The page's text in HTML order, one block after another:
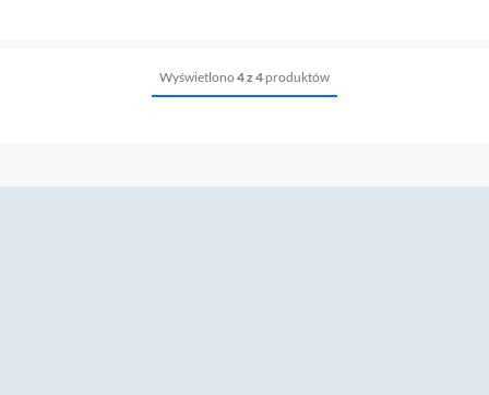
Wyświetlono 4 z 4 produktów